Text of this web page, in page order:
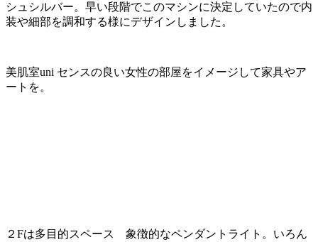
シュシルバー。早い段階でこのマシンに決定していたので内
装や細部を調和する様にデザインしました。
美肌室uni センスの良い女性の部屋をイメージして家具やア
ートを。
２Fは多目的スペース 象徴的なペンダントライト。いろん